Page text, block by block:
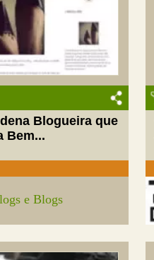
Blogueira que
Bem...
e Blogs